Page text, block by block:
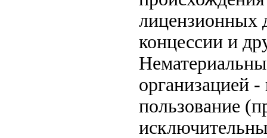
лицензионных
концессии и
организацией
пользование